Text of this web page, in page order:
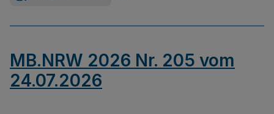
MB.NRW 2026 Nr. 205 vom
24.07.2026